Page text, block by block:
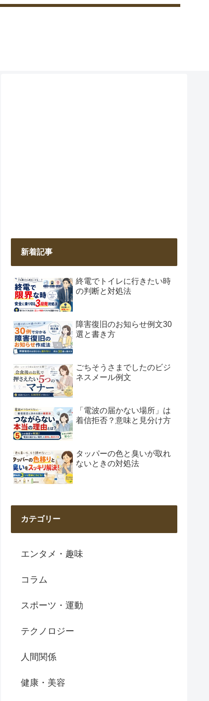
新着記事
終電でトイレに行きたい時
の判断と対処法
障害復旧のお知らせ例文30
選と書き方
ごちそうさまでしたのビジ
ネスメール例文
「電波の届かない場所」は
着信拒否？意味と見分け方
タッパーの色と臭いが取れ
ないときの対処法
カテゴリー
エンタメ・趣味
コラム
スポーツ・運動
テクノロジー
人間関係
健康・美容